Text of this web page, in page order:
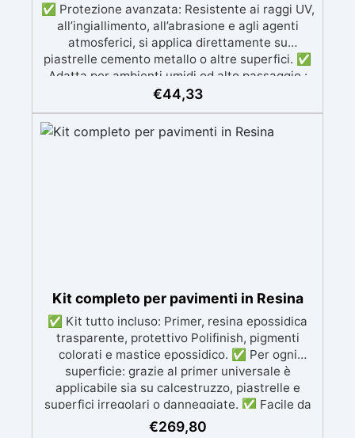
✅ Protezione avanzata: Resistente ai raggi UV,
all’ingiallimento, all’abrasione e agli agenti
atmosferici, si applica direttamente su
piastrelle cemento metallo o altre superfici. ✅
Adatta per ambienti umidi od alto passaggio :
Formulazione Poliuretanica, ideale per ambienti
superiore alle resine epossidiche e vernici
classiche. ✅ Finitura versatile e
574/2014 - Marcatura CE secondo EN 1504-2 e
relativa Dichiarazione di Prestazione (DoP) ✅
Facile da Usare, miscela i 2 componenti (2 : 1)
comodamente predosati
€44,33
Kit completo per pavimenti in Resina
✅ Kit tutto incluso: Primer, resina epossidica
trasparente, protettivo Polifinish, pigmenti
colorati e mastice epossidico. ✅ Per ogni
superficie: grazie al primer universale è
applicabile sia su calcestruzzo, piastrelle e
superfici irregolari o danneggiate. ✅ Facile da
applicare: Video Guida completa inclusa, 3
€269,80